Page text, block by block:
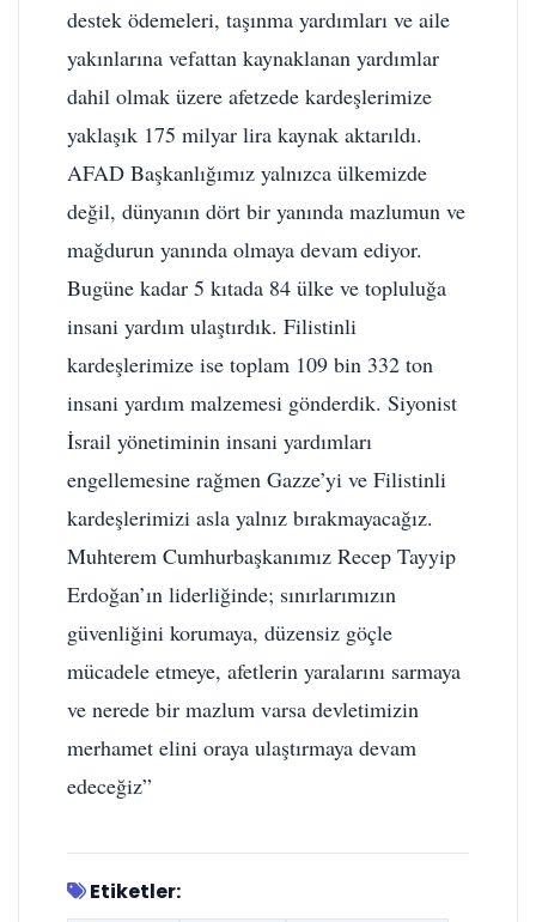
destek ödemeleri, taşınma yardımları ve aile
yakınlarına vefattan kaynaklanan yardımlar
dahil olmak üzere afetzede kardeşlerimize
yaklaşık 175 milyar lira kaynak aktarıldı.
AFAD Başkanlığımız yalnızca ülkemizde
değil, dünyanın dört bir yanında mazlumun ve
mağdurun yanında olmaya devam ediyor.
Bugüne kadar 5 kıtada 84 ülke ve topluluğa
insani yardım ulaştırdık. Filistinli
kardeşlerimize ise toplam 109 bin 332 ton
insani yardım malzemesi gönderdik. Siyonist
İsrail yönetiminin insani yardımları
engellemesine rağmen Gazze’yi ve Filistinli
kardeşlerimizi asla yalnız bırakmayacağız.
Muhterem Cumhurbaşkanımız Recep Tayyip
Erdoğan’ın liderliğinde; sınırlarımızın
güvenliğini korumaya, düzensiz göçle
mücadele etmeye, afetlerin yaralarını sarmaya
ve nerede bir mazlum varsa devletimizin
merhamet elini oraya ulaştırmaya devam
edeceğiz”
Etiketler: